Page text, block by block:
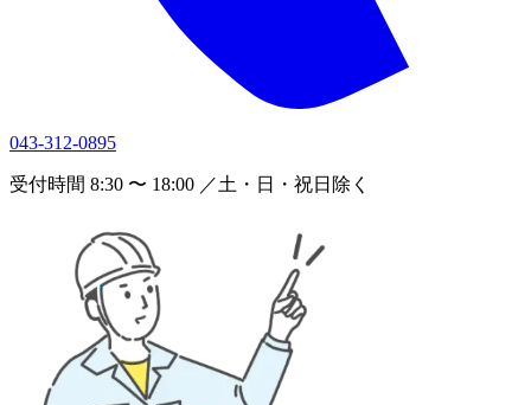
043-312-0895
受付時間 8:30 〜 18:00 ／土・日・祝日除く